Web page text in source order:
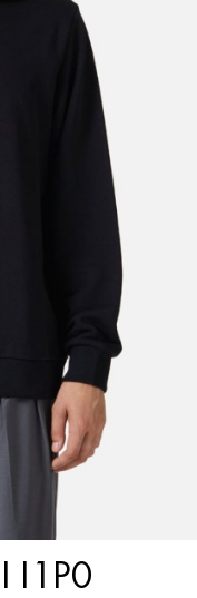
I1P0